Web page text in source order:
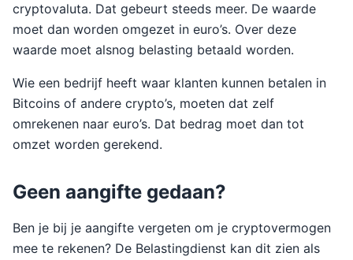
cryptovaluta. Dat gebeurt steeds meer. De waarde
moet dan worden omgezet in euro’s. Over deze
waarde moet alsnog belasting betaald worden.
Wie een bedrijf heeft waar klanten kunnen betalen in
Bitcoins of andere crypto’s, moeten dat zelf
omrekenen naar euro’s. Dat bedrag moet dan tot
omzet worden gerekend.
Geen aangifte gedaan?
Ben je bij je aangifte vergeten om je cryptovermogen
mee te rekenen? De Belastingdienst kan dit zien als